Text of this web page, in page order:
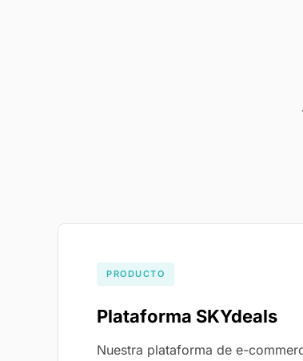
PRODUCTO
Plataforma SKYdeals
Nuestra plataforma de e-